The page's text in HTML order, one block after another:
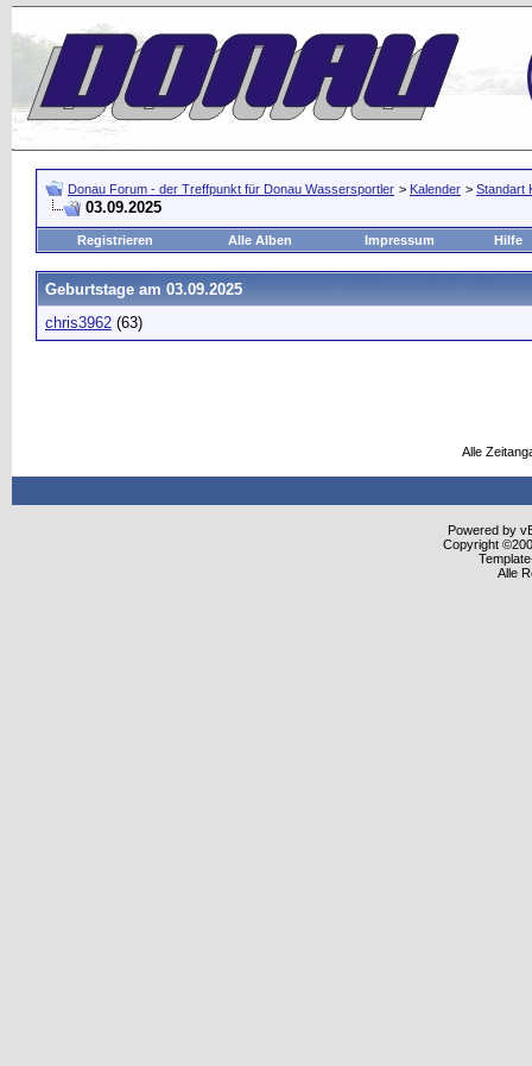
Donau Forum - der Treffpunkt für Donau Wassersportler > Kalender > Standart
03.09.2025
Registrieren Alle Alben Impressum Hilfe
Geburtstage am 03.09.2025
chris3962 (63)
Alle
Powered by
Copyright
Alle